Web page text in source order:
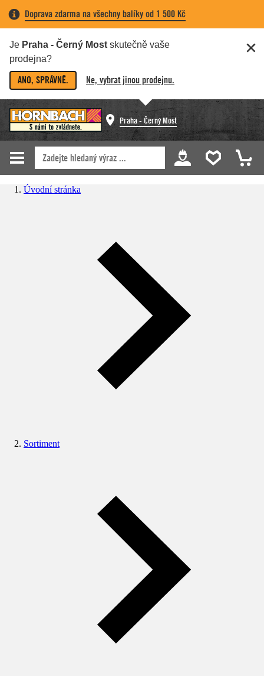
Doprava zdarma na všechny balíky od 1 500 Kč
Je Praha - Černý Most skutečně vaše
prodejna?
ANO, SPRÁVNĚ. Ne, vybrat jinou prodejnu.
Praha - Černý Most
Úvodní stránka
Sortiment